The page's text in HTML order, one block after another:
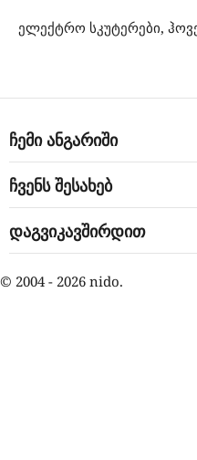
ელექტრო სკუტერები,
ჩემი ანგარიში
ჩვენს შესახებ
დაგვიკავშირდით
© 2004 - 2026 nido.